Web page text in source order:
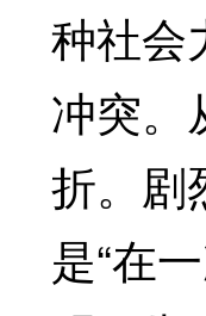
种社会
冲突。
折。剧
是“在